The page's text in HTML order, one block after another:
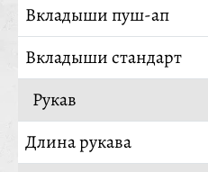
Вкладыши пуш-ап
Вкладыши стандарт
Рукав
Длина рукава